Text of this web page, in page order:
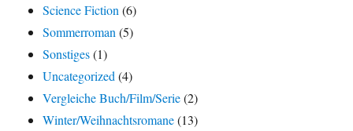
Science Fiction (6)
Sommerroman (5)
Sonstiges(1)
Uncategorized (4)
Vergleiche Buch/Film/Serie(2)
Winter/Weihnachtsromane(13)